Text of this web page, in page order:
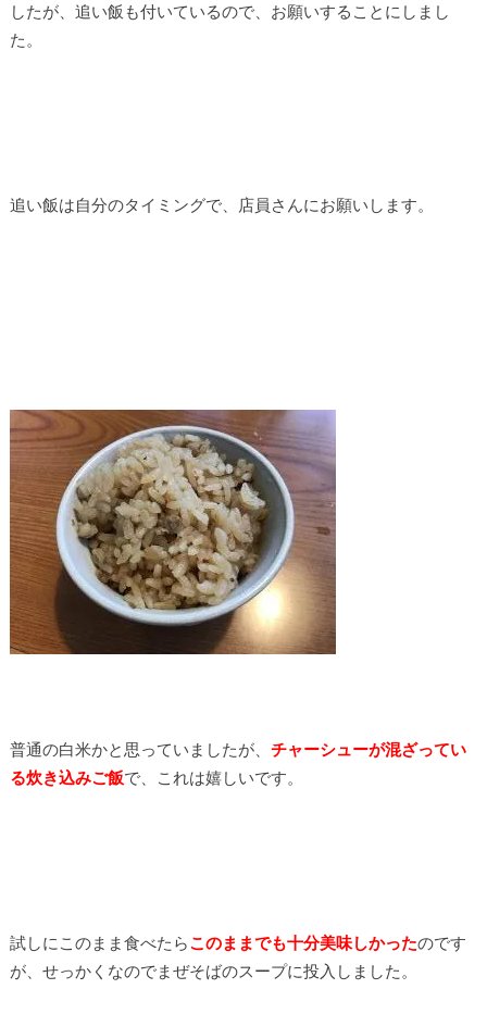
したが、追い飯も付いているので、お願いすることにしまし
た。
追い飯は自分のタイミングで、店員さんにお願いします。
普通の白米かと思っていましたが、 チャーシューが混ざってい
る炊き込みご飯で、これは嬉しいです。
試しにこのまま食べたら このままでも十分美味しかったのです
が、せっかくなのでまぜそばのスープに投入しました。